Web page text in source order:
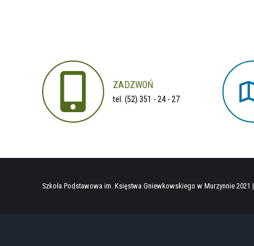
ZADZWOŃ
tel. (52) 351 - 24 - 27
Szkoła Podstawowa im. Księstwa Gniewkowskiego w Murzynnie 2021 |